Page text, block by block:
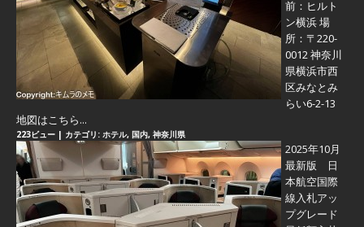
前：ヒルト
ン横浜 場
所：〒220-
0012 神奈川
県横浜市西
区みなとみ
らい6-2-13
地図はこちら...
223ビュー | カテゴリ: ホテル, 国内, 神奈川県
2025年10月
最新版 日
本航空国際
線入札アッ
プグレード